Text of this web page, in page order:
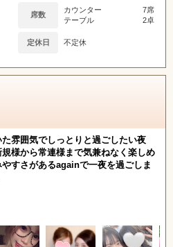
席数
カウンター
7席
テーブル
2卓
定休日 不定休
雰囲気でしっとりと過ごしたい夜
規様から常連様まで気兼ねなく楽しめ
やすさがあるagainで一夜を過ごしま